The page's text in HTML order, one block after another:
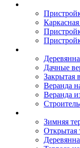
Дачные
Закрытая
Веранда
Веранда
Зимняя
Открытая